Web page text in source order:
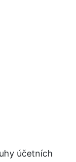
účetních